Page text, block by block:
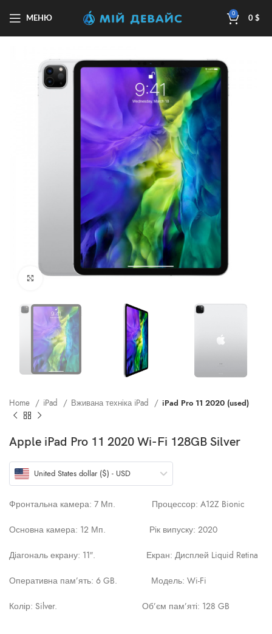
МЕНЮ
0
0 $
Клацніть, щоб збільшити
Home iPad Вживана техніка iPad iPad Pro 11 2020 (used)
Apple iPad Pro 11 2020 Wi-Fi 128GB Silver
United States dollar ($) - USD
Фронтальна камера: 7 Мп. Процессор: A12Z Bionic
Основна камера: 12 Мп. Рік випуску: 2020
Діагональ екрану: 11″. Екран: Дисплей Liquid Retina
Оперативна пам’ять: 6 GB. Модель: Wi-Fi
Колір: Silver. Об’єм пам’яті: 128 GB